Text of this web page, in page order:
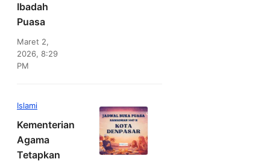
Ibadah
Puasa
Maret 2,
2026, 8:29
PM
Islami
Kementerian
Agama
Tetapkan